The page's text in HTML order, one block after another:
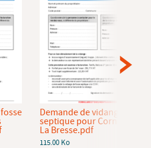
Demande de vidange de
septique pour Cornimont et
La Bresse.pdf
115.00 Ko